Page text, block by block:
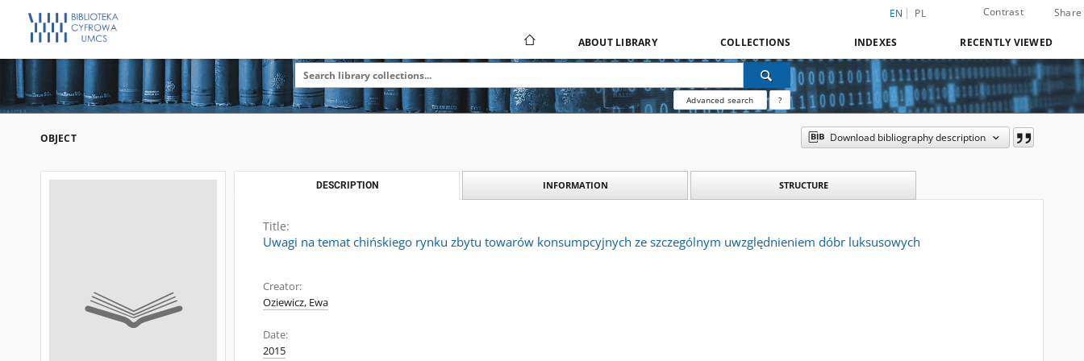
EN PL Contrast Share
ABOUT LIBRARY COLLECTIONS INDEXES RECENTLY VIEWED
Advanced search ?
OBJECT Download bibliography description
DESCRIPTION INFORMATION STRUCTURE
Title:
Uwagi na temat chińskiego rynku zbytu towarów konsumpcyjnych ze szczególnym uwzględnieniem dóbr luksusowych
Creator:
Oziewicz, Ewa
Date:
2015